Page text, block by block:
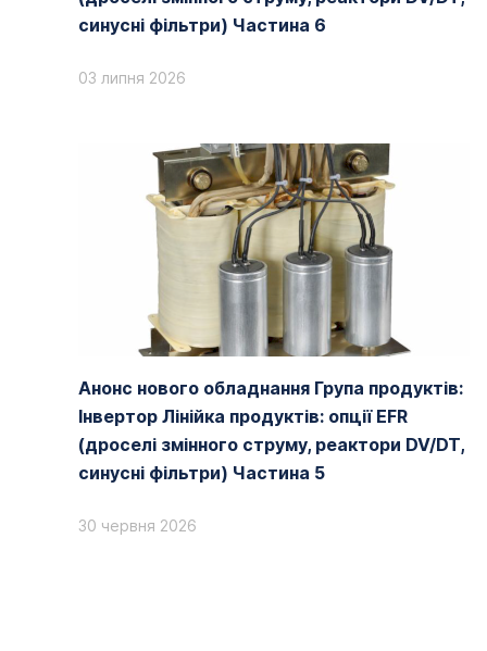
синусні фільтри) Частина 6
03 липня 2026
Анонс нового обладнання Група продуктів:
Інвертор Лінійка продуктів: опції EFR
(дроселі змінного струму, реактори DV/DT,
синусні фільтри) Частина 5
30 червня 2026